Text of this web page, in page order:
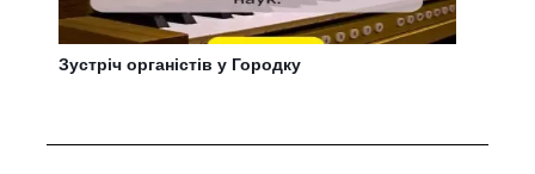
Зустріч органістів у Городку